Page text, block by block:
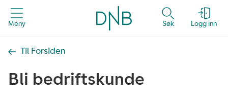
Meny Søk Logg inn
Til Forsiden
Bli bedriftskunde